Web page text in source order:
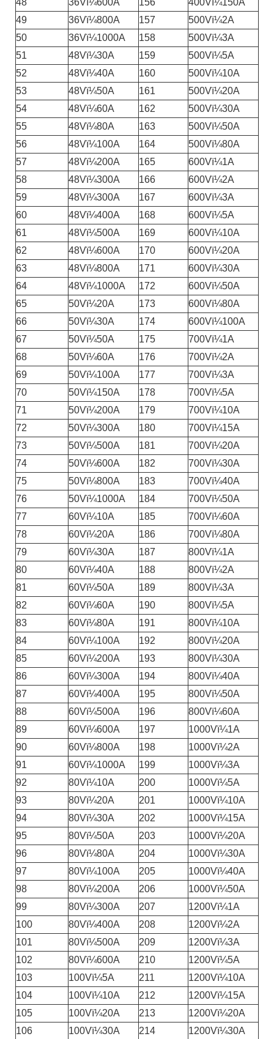
49
36Vï¼800A 157
500Vï¼2A
50
36Vï¼1000A 158
500Vï¼3A
51
48Vï¼30A 159
500Vï¼5A
52
48Vï¼40A 160
500Vï¼10A
53
48Vï¼50A 161
500Vï¼20A
54
48Vï¼60A 162
500Vï¼30A
55
48Vï¼80A 163
500Vï¼50A
56
48Vï¼100A 164
500Vï¼80A
57
48Vï¼200A 165
600Vï¼1A
58
48Vï¼300A 166
600Vï¼2A
59
48Vï¼300A 167
600Vï¼3A
60
48Vï¼400A 168
600Vï¼5A
61
48Vï¼500A 169
600Vï¼10A
62
48Vï¼600A 170
600Vï¼20A
63
48Vï¼800A 171
600Vï¼30A
64
48Vï¼1000A 172
600Vï¼50A
65
50Vï¼20A 173
600Vï¼80A
66
50Vï¼30A 174
600Vï¼100A
67
50Vï¼50A 175
700Vï¼1A
68
50Vï¼60A 176
700Vï¼2A
69
50Vï¼100A 177
700Vï¼3A
70
50Vï¼150A 178
700Vï¼5A
71
50Vï¼200A 179
700Vï¼10A
72
50Vï¼300A 180
700Vï¼15A
73
50Vï¼500A 181
700Vï¼20A
74
50Vï¼600A 182
700Vï¼30A
75
50Vï¼800A 183
700Vï¼40A
76
50Vï¼1000A 184
700Vï¼50A
77
60Vï¼10A 185
700Vï¼60A
78
60Vï¼20A 186
700Vï¼80A
79
60Vï¼30A 187
800Vï¼1A
80
60Vï¼40A 188
800Vï¼2A
81
60Vï¼50A 189
800Vï¼3A
82
60Vï¼60A 190
800Vï¼5A
83
60Vï¼80A 191
800Vï¼10A
84
60Vï¼100A 192
800Vï¼20A
85
60Vï¼200A 193
800Vï¼30A
86
60Vï¼300A 194
800Vï¼40A
87
60Vï¼400A 195
800Vï¼50A
88
60Vï¼500A 196
800Vï¼60A
89
60Vï¼600A 197
1000Vï¼1A
90
60Vï¼800A 198
1000Vï¼2A
91
60Vï¼1000A 199
1000Vï¼3A
92
80Vï¼10A 200
1000Vï¼5A
93
80Vï¼20A 201
1000Vï¼10A
94
80Vï¼30A 202
1000Vï¼15A
95
80Vï¼50A 203
1000Vï¼20A
96
80Vï¼80A 204
1000Vï¼30A
97
80Vï¼100A 205
1000Vï¼40A
98
80Vï¼200A 206
1000Vï¼50A
99
80Vï¼300A 207
1200Vï¼1A
100
80Vï¼400A 208
1200Vï¼2A
101
80Vï¼500A 209
1200Vï¼3A
102
80Vï¼600A 210
1200Vï¼5A
103
100Vï¼5A 211
1200Vï¼10A
104
100Vï¼10A 212
1200Vï¼15A
105
100Vï¼20A 213
1200Vï¼20A
106
100Vï¼30A 214 1200Vï¼30A